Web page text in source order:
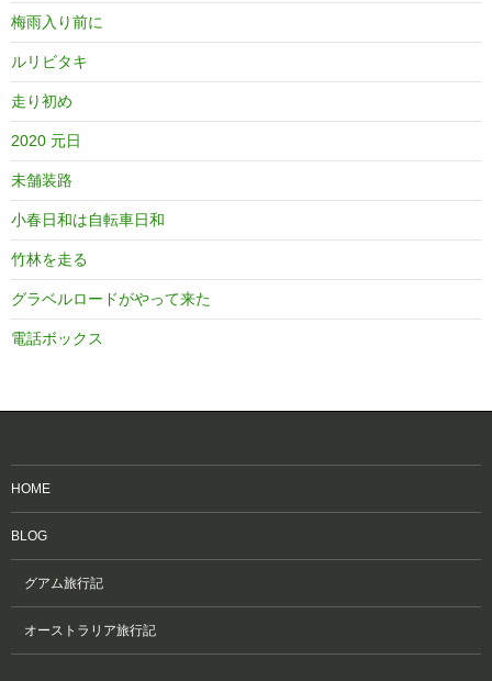
梅雨入り前に
ルリビタキ
走り初め
2020 元日
未舗装路
小春日和は自転車日和
竹林を走る
グラベルロードがやって来た
電話ボックス
HOME
BLOG
グアム旅行記
オーストラリア旅行記